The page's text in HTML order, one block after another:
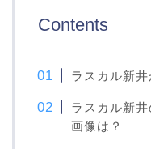
Contents
ラスカル新
ラスカル新
画像は？